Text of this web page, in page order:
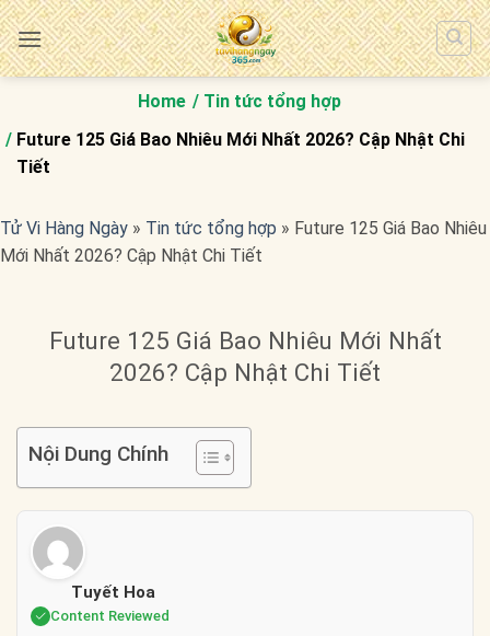
Bỏ
qua
nội
Home
Tin tức tổng hợp
Future 125 Giá Bao Nhiêu Mới Nhất 2026? Cập Nhật Chi
Tiết
Tử Vi Hàng Ngày » Tin tức tổng hợp » Future 125 Giá Bao Nhiêu
Mới Nhất 2026? Cập Nhật Chi Tiết
Future 125 Giá Bao Nhiêu Mới Nhất
2026? Cập Nhật Chi Tiết
Nội Dung Chính
Tuyết Hoa
Content Reviewed